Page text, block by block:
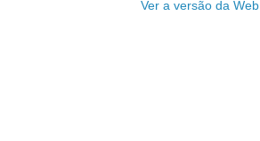
Ver a versão da Web